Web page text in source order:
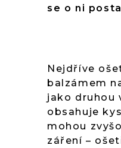
se o ni
Nejdříve
balzámem
jako druhou
obsahuje
mohou
záření –